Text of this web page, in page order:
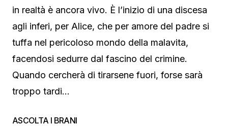
in realtà è ancora vivo. È l’inizio di una discesa
agli inferi, per Alice, che per amore del padre si
tuffa nel pericoloso mondo della malavita,
facendosi sedurre dal fascino del crimine.
Quando cercherà di tirarsene fuori, forse sarà
troppo tardi…
ASCOLTA I BRANI